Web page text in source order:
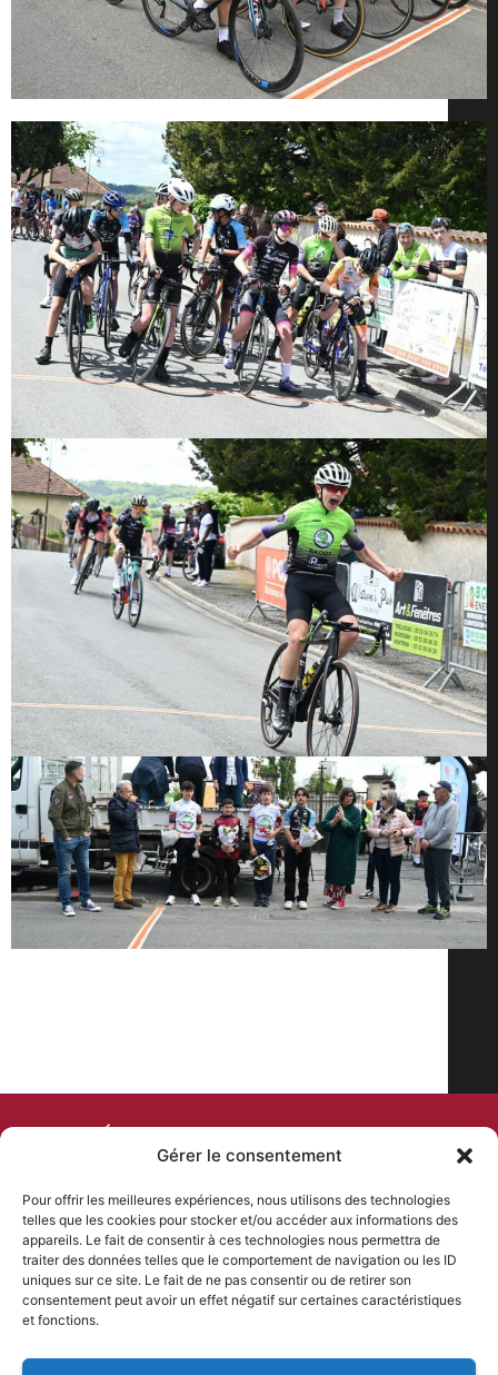
Gérer le consentement
Pour offrir les meilleures expériences, nous utilisons des technologies
telles que les cookies pour stocker et/ou accéder aux informations des
appareils. Le fait de consentir à ces technologies nous permettra de
traiter des données telles que le comportement de navigation ou les ID
uniques sur ce site. Le fait de ne pas consentir ou de retirer son
consentement peut avoir un effet négatif sur certaines caractéristiques
et fonctions.
COMITÉ DEPARTEMENTAL
PLAN DU SITE
Accueil
Comité departemental
Formations
NOS COORDONNÉES
46 Rue Kleber, 24000 Périgueux
contact@comite-
departemental-dordogne-